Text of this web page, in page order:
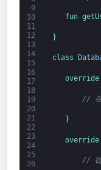
9
10
11
12
13
14
15
16
17
18
19
20
21
22
23
24
25
26
fun
}
class
override
// 在
}
override
// 從